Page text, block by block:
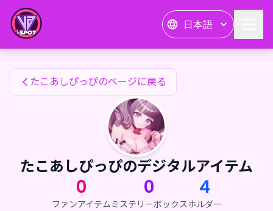
日本語
たこあしぴっぴのファンアイテム
たこあしぴっぴのページに戻る
たこあしぴっぴのデジタルアイテム
0
ファンアイテム
0
ミステリーボックス
4
ホルダー
たこあしぴっぴのファンアイテム — 24karat